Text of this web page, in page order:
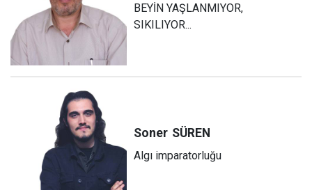
BEYİN YAŞLANMIYOR,
SIKILIYOR...
Soner SÜREN
Algı imparatorluğu